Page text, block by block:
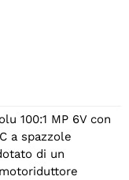
100:1 MP 6V con
a spazzole
di un